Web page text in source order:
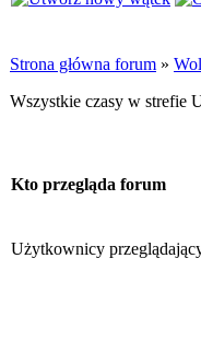
Strona główna forum »
Wszystkie czasy w strefie
Kto przegląda forum
Użytkownicy